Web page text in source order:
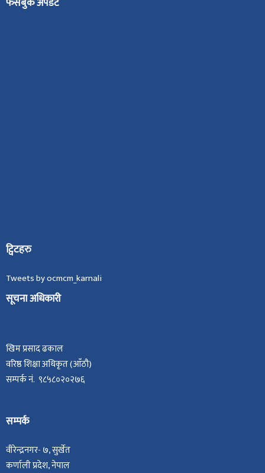
ट्विटहरु
Tweets by ocmcm_karnali
सूचना अधिकारी
खिम प्रसाद ढकाल
वरिष्ठ शिक्षा अधिकृत (आँठौ)
सम्पर्क नं. ९८५८०२०२७६
सम्पर्क
वीरेन्द्रनगर- ७, सुर्खेत
कर्णाली प्रदेश, नेपाल